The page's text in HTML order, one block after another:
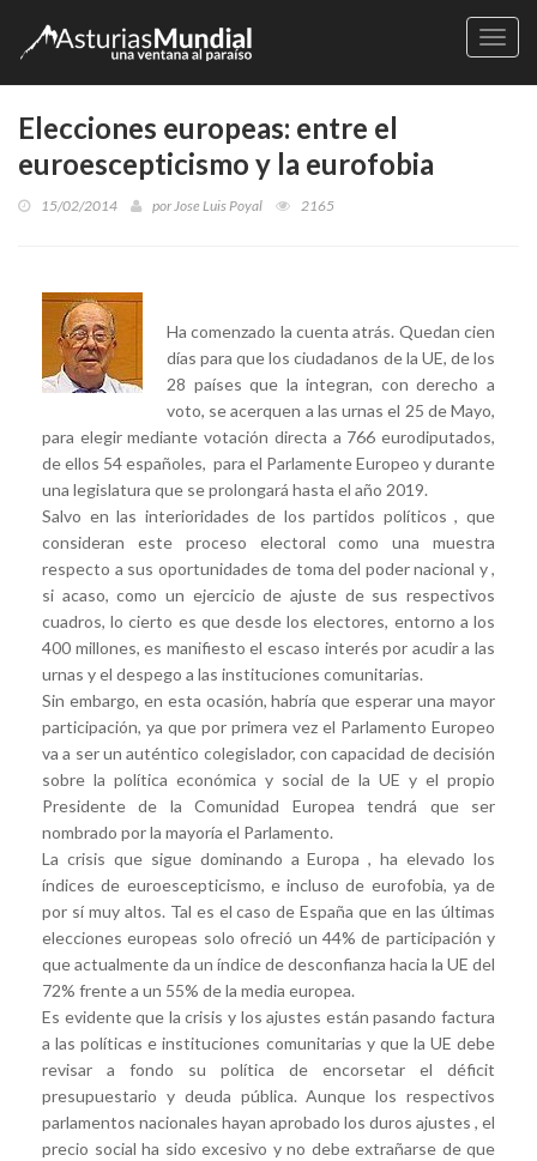
Elecciones europeas: entre el
euroescepticismo y la eurofobia
15/02/2014 porJose Luis Poyal 2165
Ha comenzado la cuenta atrás. Quedan cien
días para que los ciudadanos de la UE, de los
28 países que la integran, con derecho a
voto, se acerquen a las urnas el 25 de Mayo,
para elegir mediante votación directa a 766 eurodiputados,
de ellos 54 españoles, para el Parlamente Europeo y durante
una legislatura que se prolongará hasta el año 2019.
Salvo en las interioridades de los partidos políticos , que
consideran este proceso electoral como una muestra
respecto a sus oportunidades de toma del poder nacional y ,
si acaso, como un ejercicio de ajuste de sus respectivos
cuadros, lo cierto es que desde los electores, entorno a los
400 millones, es manifiesto el escaso interés por acudir a las
urnas y el despego a las instituciones comunitarias.
Sin embargo, en esta ocasión, habría que esperar una mayor
participación, ya que por primera vez el Parlamento Europeo
va a ser un auténtico colegislador, con capacidad de decisión
sobre la política económica y social de la UE y el propio
Presidente de la Comunidad Europea tendrá que ser
nombrado por la mayoría el Parlamento.
La crisis que sigue dominando a Europa , ha elevado los
índices de euroescepticismo, e incluso de eurofobia, ya de
por sí muy altos. Tal es el caso de España que en las últimas
elecciones europeas solo ofreció un 44% de participación y
que actualmente da un índice de desconfianza hacia la UE del
72% frente a un 55% de la media europea.
Es evidente que la crisis y los ajustes están pasando factura
a las políticas e instituciones comunitarias y que la UE debe
revisar a fondo su política de encorsetar el déficit
presupuestario y deuda pública. Aunque los respectivos
parlamentos nacionales hayan aprobado los duros ajustes , el
precio social ha sido excesivo y no debe extrañarse de que